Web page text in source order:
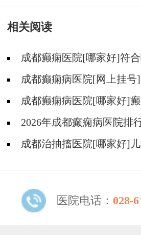
癫痫病应从哪些方面着手？
相关阅读
成都癫痫医院[哪家好]符
药、停药?
成都癫痫病医院[网上挂号
癫痫的中医?
成都癫痫病医院[哪家好]
怎样?2026年成都癫痫病医院排
用的抗癫痫药物呢？
成都治抽搐医院[哪家好]
医院电话： 028-